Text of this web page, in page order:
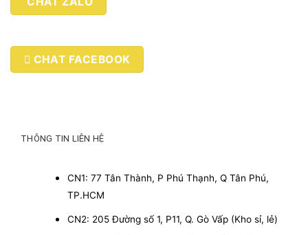
CHAT FACEBOOK
THÔNG TIN LIÊN HỆ
CN1: 77 Tân Thành, P Phú Thạnh, Q Tân Phú,
TP.HCM
CN2: 205 Đường số 1, P11, Q. Gò Vấp (Kho sỉ, lẻ)